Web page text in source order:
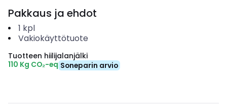
Pakkaus ja ehdot
1 kpl
Vakiokäyttötuote
Tuotteen hiilijalanjälki
110 Kg CO₂-eq Soneparin arvio